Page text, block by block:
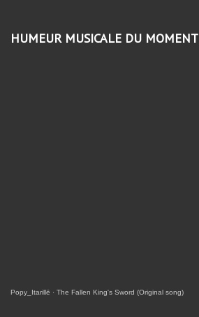
HUMEUR MUSICALE DU MOMENT
Popy_Itarillë · The Fallen King's Sword (Original song)